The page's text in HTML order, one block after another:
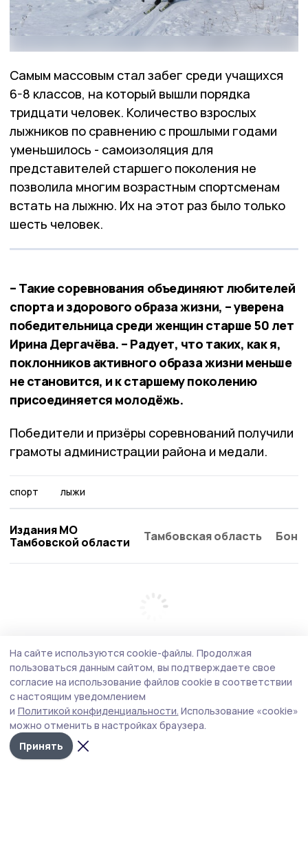
Самым массовым стал забег среди учащихся
6-8 классов, на который вышли порядка
тридцати человек. Количество взрослых
лыжников по сравнению с прошлыми годами
уменьшилось - самоизоляция для
представителей старшего поколения не
позволила многим возрастным спортсменам
встать на лыжню. Их на этот раз было только
шесть человек.
– Такие соревнования объединяют любителей
спорта и здорового образа жизни, – уверена
победительница среди женщин старше 50 лет
Ирина Дергачёва. – Радует, что таких, как я,
поклонников активного образа жизни меньше
не становится, и к старшему поколению
присоединяется молодёжь.
Победители и призёры соревнований получили
грамоты администрации района и медали.
спорт лыжи
Издания МО
Тамбовской области
Тамбовская область
На сайте используются cookie-файлы. Продолжая
пользоваться данным сайтом, вы подтверждаете свое
согласие на использование файлов cookie в соответствии
с настоящим уведомлением
и Политикой конфиденциальности. Использование «cookie»
можно отменить в настройках браузера.
Принять